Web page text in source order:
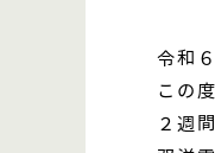
令和
この
２週